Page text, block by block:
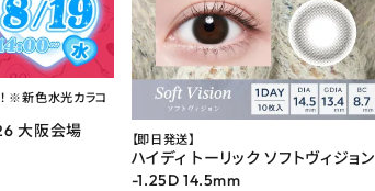
※新色水光カラコ
大阪会場
【即日発送】
ハイディ トーリック ソフトヴィジョン
-1.25D 14.5mm